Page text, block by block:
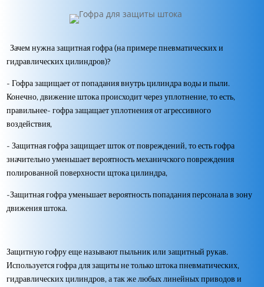
Зачем нужна защитная гофра (на примере пневматических и
гидравлических цилиндров)?
- Гофра защищает от попадания внутрь цилиндра воды и пыли.
Конечно, движение штока происходит через уплотнение, то есть,
правильнее- гофра защащает уплотнения от агрессивного
воздействия,
- Защитная гофра защищает шток от повреждений, то есть гофра
значительно уменьшает вероятность механичского повреждения
полированной поверхности щтока цилиндра,
-Защитная гофра уменьшает вероятность попадания персонала в зону
движения штока.
Защитную гофру еще называют пыльник или защитный рукав.
Используется гофра для защиты не только штока пневматических,
гидравлических цилиндров, а так же любых линейных приводов и